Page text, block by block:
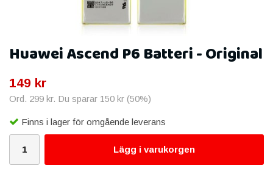
Huawei Ascend P6 Batteri - Original
149 kr
Ord. 299 kr. Du sparar 150 kr (50%)
Finns i lager för omgående leverans
Lägg i varukorgen